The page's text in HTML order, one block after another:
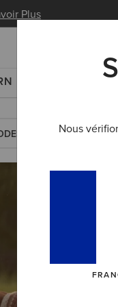
Plus
D'EMPLOI ET GUIDES
Nous